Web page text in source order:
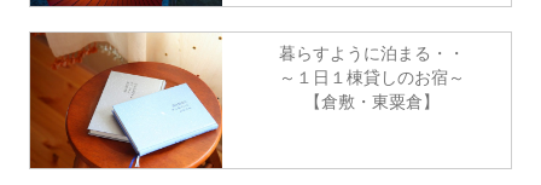
暮らすように泊まる・・
～１日１棟貸しのお宿～
【倉敷・東粟倉】